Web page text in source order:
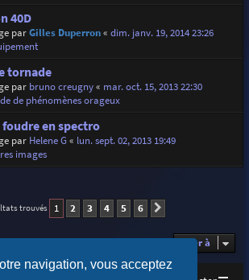
navigation, vous acceptez
40D
parGilles Duperron« dim. janv. 19, 2014 23:26
tornade
par bruno creugny« mar. oct. 15, 2013 22:30
de phénomènes orageux
en spectro
par Helene G« lun. sept. 02, 2013 19:49
images
trouvés 1 2 3 4 5 6
Aller à